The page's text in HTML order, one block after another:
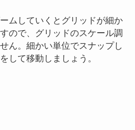
ムしていくとグリッドが細か
ので、グリッドのスケール調
ん。細かい単位でスナップし
して移動しましょう。